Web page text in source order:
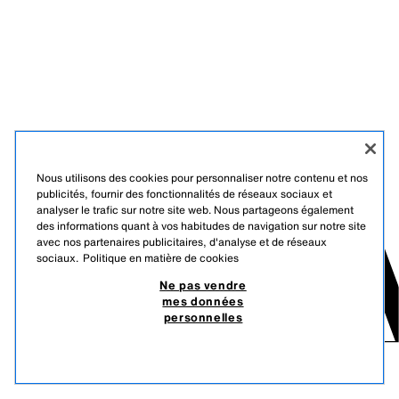
Nous utilisons des cookies pour personnaliser notre contenu et nos
publicités, fournir des fonctionnalités de réseaux sociaux et
analyser le trafic sur notre site web. Nous partageons également
des informations quant à vos habitudes de navigation sur notre site
avec nos partenaires publicitaires, d'analyse et de réseaux
sociaux. Politique en matière de cookies
Ne pas vendre
mes données
personnelles